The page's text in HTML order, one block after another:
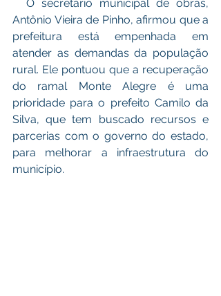
Antônio Vieira de Pinho, afirmou que a
prefeitura está empenhada em
atender as demandas da população
rural. Ele pontuou que a recuperação
do ramal Monte Alegre é uma
prioridade para o prefeito Camilo da
Silva, que tem buscado recursos e
parcerias com o governo do estado,
para melhorar a infraestrutura do
município.